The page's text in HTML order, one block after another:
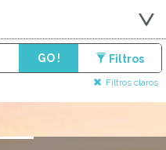
GO ! Filtros
Filtros claros